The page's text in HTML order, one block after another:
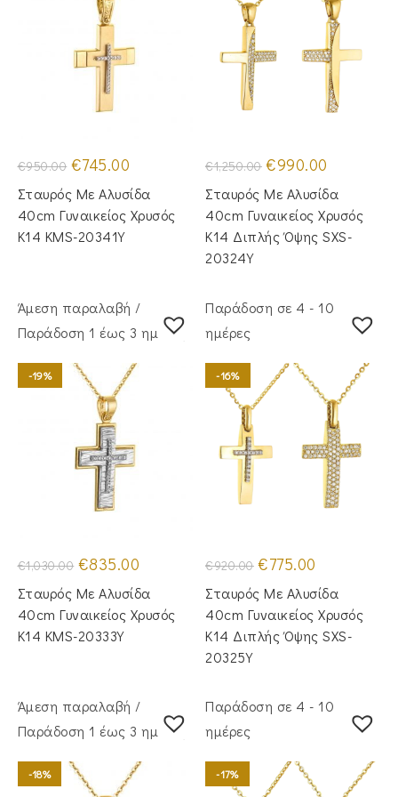
€950.00 Original
price
was:
€950.00.
€745.00
τιμή
είναι:
€745.00.
Σταυρός Με Αλυσίδα
40cm Γυναικείος Χρυσός
Κ14 KMS-20341Y
€1,250.00 Original
price
was:
€1,250.00.
€990.00
τιμή
είναι:
€990.00.
Σταυρός Με Αλυσίδα
40cm Γυναικείος Χρυσός
Κ14 Διπλής Όψης SXS-
20324Y
Άμεση παραλαβή /
Παράδoση 1 έως 3 ημέρες
-19%
€1,030.00 Original
price
was:
€1,030.00.
€835.00
τιμή
είναι:
€835.00.
Σταυρός Mε Aλυσίδα
40cm Γυναικείος Χρυσός
Κ14 KMS-20333Y
Παράδοση σε 4 - 10
ημέρες
-16%
€920.00 Original
price
was:
€920.00.
€775.00
τιμή
είναι:
€775.00.
Σταυρός Με Αλυσίδα
40cm Γυναικείος Χρυσός
Κ14 Διπλής Όψης SXS-
20325Y
Άμεση παραλαβή /
Παράδoση 1 έως 3 ημέρες
-18%
Παράδοση σε 4 - 10
ημέρες
-17%